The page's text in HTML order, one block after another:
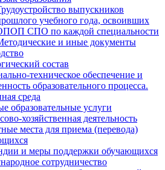
выпускников
учебного года, освоивших
СПО по каждой специальности
и иные документы
состав
техническое обеспечение и
образовательного процесса.
среда
образовательные услуги
хозяйственная деятельность
места для приема (перевода)
и меры поддержки обучающихся
сотрудничество